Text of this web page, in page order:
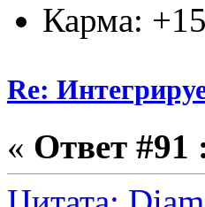
Карма:
Re:
« Ответ #91